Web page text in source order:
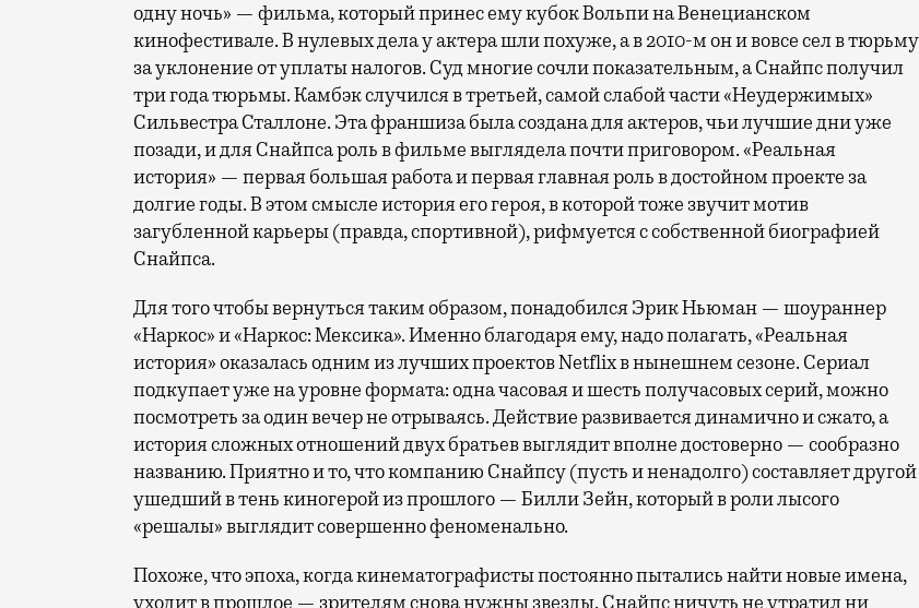
одну ночь» — фильма, который принес ему кубок Вольпи на Венецианском
кинофестивале. В нулевых дела у актера шли похуже, а в 2010-м он и вовсе сел в тюрьму
за уклонение от уплаты налогов. Суд многие сочли показательным, а Снайпс получил
три года тюрьмы. Камбэк случился в третьей, самой слабой части «Неудержимых»
Сильвестра Сталлоне. Эта франшиза была создана для актеров, чьи лучшие дни уже
позади, и для Снайпса роль в фильме выглядела почти приговором. «Реальная
история» — первая большая работа и первая главная роль в достойном проекте за
долгие годы. В этом смысле история его героя, в которой тоже звучит мотив
загубленной карьеры (правда, спортивной), рифмуется с собственной биографией
Снайпса.
Для того чтобы вернуться таким образом, понадобился Эрик Ньюман — шоураннер
«Наркос» и «Наркос: Мексика». Именно благодаря ему, надо полагать, «Реальная
история» оказалась одним из лучших проектов Netflix в нынешнем сезоне. Сериал
подкупает уже на уровне формата: одна часовая и шесть получасовых серий, можно
посмотреть за один вечер не отрываясь. Действие развивается динамично и сжато, а
история сложных отношений двух братьев выглядит вполне достоверно — сообразно
названию. Приятно и то, что компанию Снайпсу (пусть и ненадолго) составляет другой
ушедший в тень киногерой из прошлого — Билли Зейн, который в роли лысого
«решалы» выглядит совершенно феноменально.
Похоже, что эпоха, когда кинематографисты постоянно пытались найти новые имена,
уходит в прошлое — зрителям снова нужны звезды. Снайпс ничуть не утратил ни